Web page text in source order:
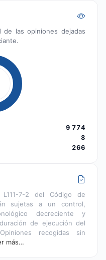
de las opiniones dejadas
9 774
8
266
7-2 del Código de
sujetas a un control,
decreciente y
de ejecución del
recogidas sin
más…